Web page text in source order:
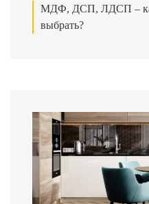
МДФ, ДСП, ЛДСП –
выбрать?